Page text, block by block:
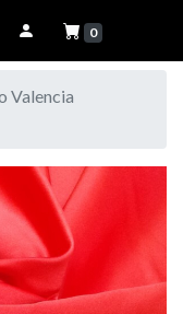
0
Valencia